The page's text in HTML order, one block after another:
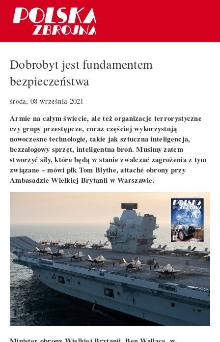
Dobrobyt jest fundamentem
bezpieczeństwa
środa, 08 września 2021
Armie na całym świecie, ale też organizacje terrorystyczne
czy grupy przestępcze, coraz częściej wykorzystują
nowoczesne technologie, takie jak sztuczna inteligencja,
bezzałogowy sprzęt, inteligentna broń. Musimy zatem
stworzyć siły, które będą w stanie zwalczać zagrożenia z tym
związane – mówi płk Tom Blythe, attaché obrony przy
Ambasadzie Wielkiej Brytanii w Warszawie.